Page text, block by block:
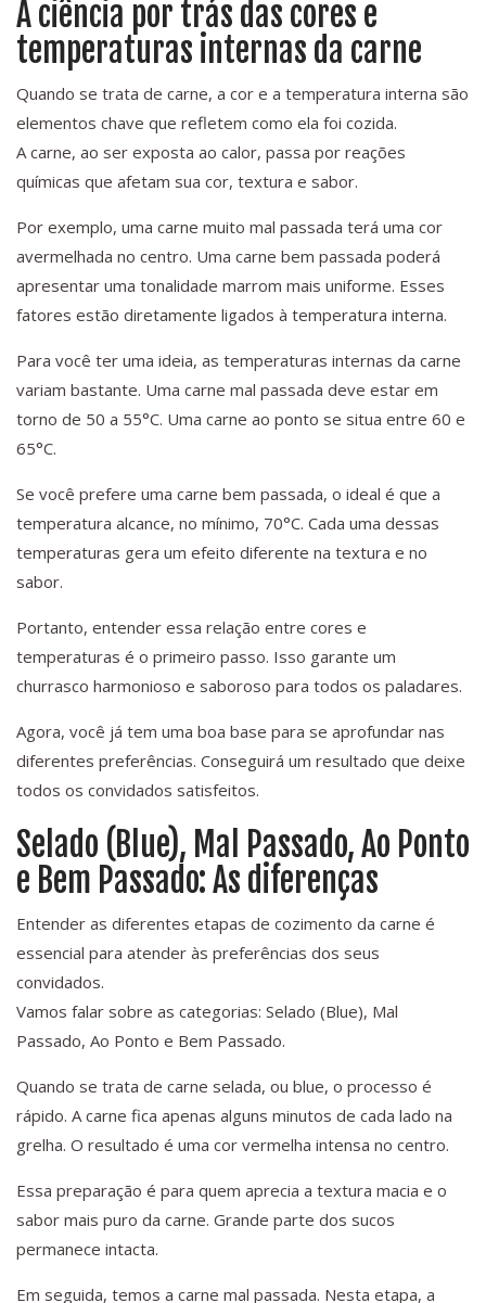
A ciência por trás das cores e
temperaturas internas da carne
Quando se trata de carne, a cor e a temperatura interna são
elementos chave que refletem como ela foi cozida.
A carne, ao ser exposta ao calor, passa por reações
químicas que afetam sua cor, textura e sabor.
Por exemplo, uma carne muito mal passada terá uma cor
avermelhada no centro. Uma carne bem passada poderá
apresentar uma tonalidade marrom mais uniforme. Esses
fatores estão diretamente ligados à temperatura interna.
Para você ter uma ideia, as temperaturas internas da carne
variam bastante. Uma carne mal passada deve estar em
torno de 50 a 55°C. Uma carne ao ponto se situa entre 60 e
65°C.
Se você prefere uma carne bem passada, o ideal é que a
temperatura alcance, no mínimo, 70°C. Cada uma dessas
temperaturas gera um efeito diferente na textura e no
sabor.
Portanto, entender essa relação entre cores e
temperaturas é o primeiro passo. Isso garante um
churrasco harmonioso e saboroso para todos os paladares.
Agora, você já tem uma boa base para se aprofundar nas
diferentes preferências. Conseguirá um resultado que deixe
todos os convidados satisfeitos.
Selado (Blue), Mal Passado, Ao Ponto
e Bem Passado: As diferenças
Entender as diferentes etapas de cozimento da carne é
essencial para atender às preferências dos seus
convidados.
Vamos falar sobre as categorias: Selado (Blue), Mal
Passado, Ao Ponto e Bem Passado.
Quando se trata de carne selada, ou blue, o processo é
rápido. A carne fica apenas alguns minutos de cada lado na
grelha. O resultado é uma cor vermelha intensa no centro.
Essa preparação é para quem aprecia a textura macia e o
sabor mais puro da carne. Grande parte dos sucos
permanece intacta.
Em seguida, temos a carne mal passada. Nesta etapa, a